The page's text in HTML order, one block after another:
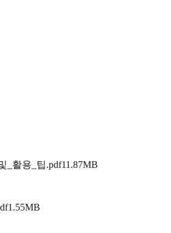
_활용_팁.pdf11.87MB
1.55MB